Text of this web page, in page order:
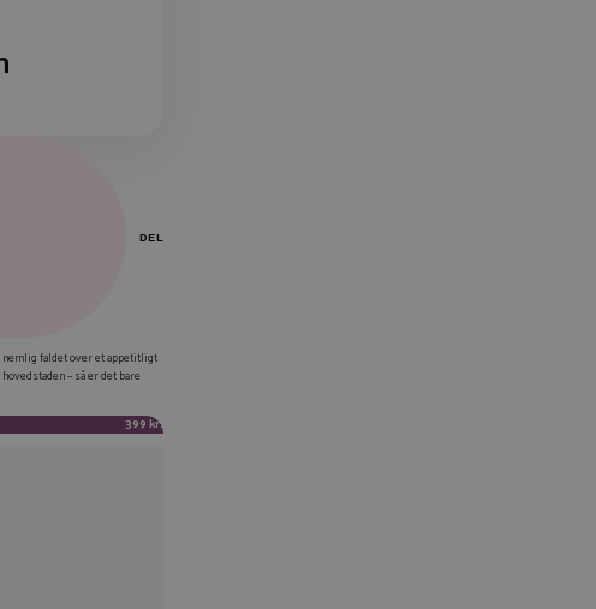
DEL
LINKEDIN
faldet over et appetitligt
– så er det bare
399 kr.